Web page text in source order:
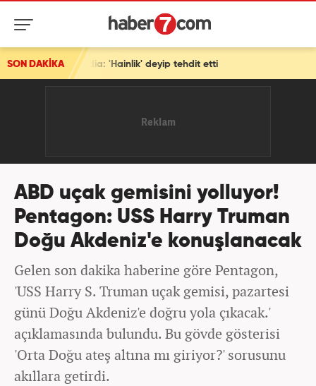
SON DAKİKA
'Hainlik' deyip tehdit etti
ABD uçak gemisini yolluyor!
Pentagon: USS Harry Truman
Doğu Akdeniz'e konuşlanacak
Gelen son dakika haberine göre Pentagon,
'USS Harry S. Truman uçak gemisi, pazartesi
günü Doğu Akdeniz'e doğru yola çıkacak.'
açıklamasında bulundu. Bu gövde gösterisi
'Orta Doğu ateş altına mı giriyor?' sorusunu
akıllara getirdi.